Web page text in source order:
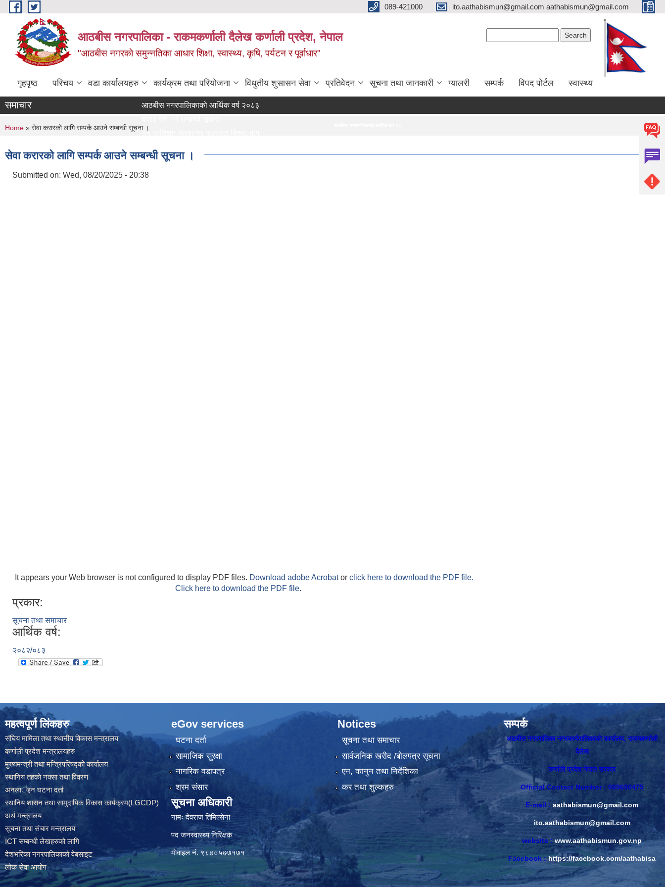
Skip to main content 089-421000 ito.aathabismun@gmail.com aathabismun@gmail.com
आठबीस नगरपालिका - राकमकर्णाली दैलेख कर्णाली प्रदेश, नेपाल
"आठबीस नगरकाे समुन्नतिका आधार शिक्षा, स्वास्थ्य, कृषि, पर्यटन र पूर्वाधार"
गृहपृष्ठ परिचय वडा कार्यालयहरु कार्यक्रम तथा परियोजना विधुतीय शुसासन सेवा प्रतिवेदन सूचना तथा जानकारी ग्यालरी सम्पर्क विपद पोर्टल स्वास्थ्य
समाचार
आठबीस नगरपालिकाको आर्थिक वर्ष २०८३।०८४ को नीति तथा कार्यक्रम
७५ प्रतिशत अनुदानमा फलफुल विरुवा माग गर्ने सम्बन्धी सूचना।
दररेट पेश गर्ने सम्बन्धी सूचना
Re Invitation For Electronic Bids
You are here
Home » सेवा करारको लागि सम्पर्क आउने सम्बन्धी सूचना ।
सेवा करारको लागि सम्पर्क आउने सम्बन्धी सूचना ।
Submitted on: Wed, 08/20/2025 - 20:38
It appears your Web browser is not configured to display PDF files. Download adobe Acrobator click here to download the PDF file.
Click here to download the PDF file.
प्रकार:
सूचना तथा समाचार
आर्थिक वर्ष:
२०८२/०८३
महत्वपूर्ण लिंकहरु
संघिय मामिला तथा स्थानीय विकास मन्त्रालय
कर्णाली प्रदेश मन्त्रालयहरु
मुख्यमन्त्री तथा मन्त्रिपरिषद्को कार्यालय
स्थानिय तहकाे नक्सा तथा विवरण
अनलार्इन घटना दर्ता
स्थानिय शासन तथा सामुदायिक विकास कार्यक्रम(LGCDP)
अर्थ मन्त्रालय
सूचना तथा संचार मन्त्रालय
ICT सम्बन्धी लेखहरुको लागि
देशभरिका नगरपालिकाको वेबसाइट
लोक सेवा आयोग
eGov services
घटना दर्ता
सामाजिक सुरक्षा
नागरिक वडापत्र
श्रम संसार
सूचना अधिकारी
नामः देवराज तिमिल्सेना
पद जनस्वास्थ्य निरिक्षक
मोवाइल नं. ९८४०५७७१७१
Notices
सूचना तथा समाचार
सार्वजनिक खरीद /बोलपत्र सूचना
एन, कानुन तथा निर्देशिका
कर तथा शुल्कहरु
सम्पर्क
आठबीस नगरपालिका नगरकार्यपालिकाकाे कार्यालय, राकमकर्णाली
दैलेख
कर्णाली प्रदेश नेपाल सरकार
Official Contact Number : 089690475
E-mail :aathabismun@gmail.com
ito.aathabismun@gmail.com
website :www.aathabismun.gov.np
Facebook :https://facebook.com/aathabisa